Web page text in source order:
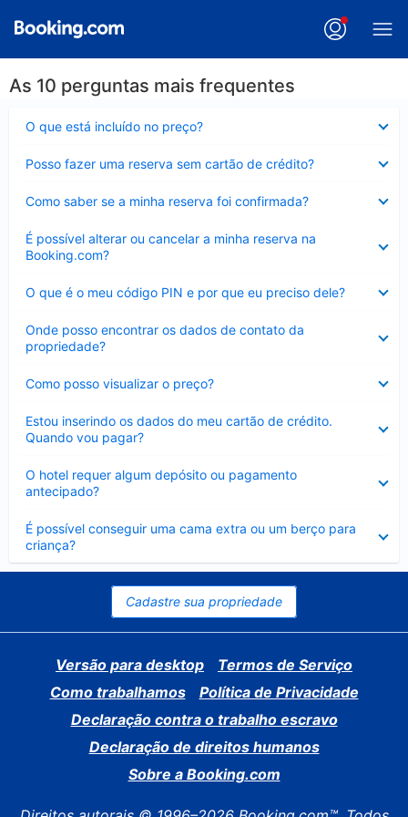
As 10 perguntas mais frequentes
O que está incluído no preço?
Posso fazer uma reserva sem cartão de crédito?
Como saber se a minha reserva foi confirmada?
É possível alterar ou cancelar a minha reserva na
Booking.com?
Contraído
O que é o meu código PIN e por que eu preciso dele?
Onde posso encontrar os dados de contato da
propriedade?
Como posso visualizar o preço?
Estou inserindo os dados do meu cartão de crédito.
Quando vou pagar?
O hotel requer algum depósito ou pagamento
antecipado?
É possível conseguir uma cama extra ou um berço para
criança?
Contraído
Cadastre sua propriedade
Versão para desktop
Termos de Serviço
Como trabalhamos
Política de Privacidade
Declaração contra o trabalho escravo
Declaração de direitos humanos
Sobre a Booking.com